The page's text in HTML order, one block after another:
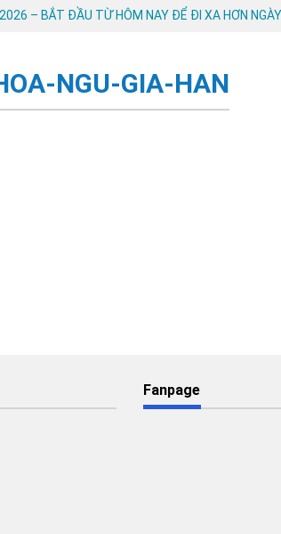
– BẮT ĐẦU TỪ HÔM NAY ĐỂ ĐI XA HƠN
NGU-GIA-HAN
Fanpage